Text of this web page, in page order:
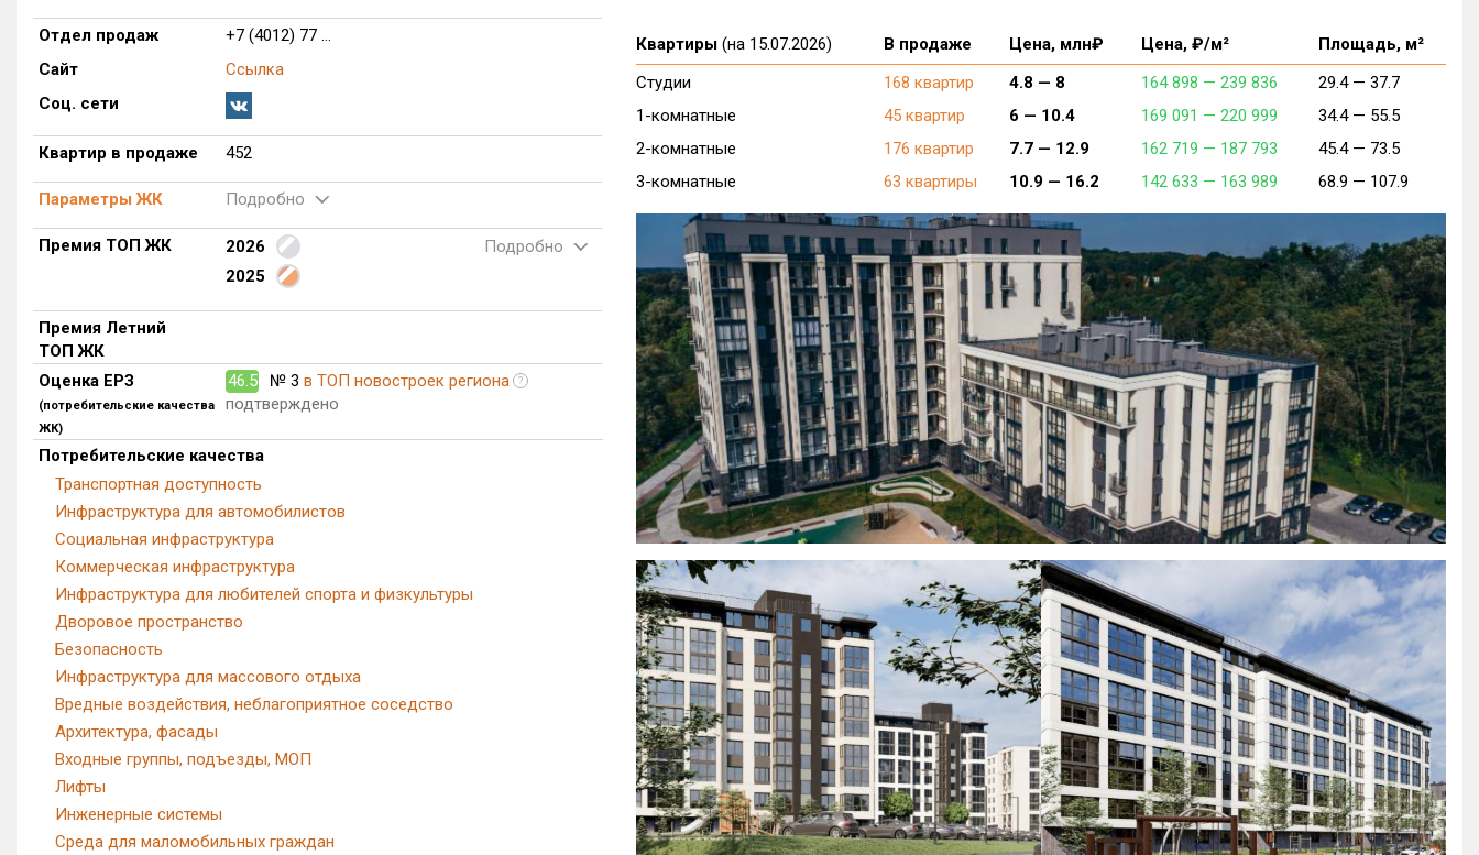
Отдел продаж
+7 (4012) 77 ...
Сайт
Ссылка
Соц. сети
Квартир в продаже 452
Параметры ЖК Подробно
Премия ТОП ЖК 2026
Подробно
2025
Премия Летний
ТОП ЖК
Оценка ЕРЗ
(потребительские качества
ЖК)
46.5 № 3 в ТОП новостроек региона ?
подтверждено
Потребительские качества
Транспортная доступность
Инфраструктура для автомобилистов
Социальная инфраструктура
Коммерческая инфраструктура
Инфраструктура для любителей спорта и физкультуры
Дворовое пространство
Безопасность
Инфраструктура для массового отдыха
Вредные воздействия, неблагоприятное соседство
Архитектура, фасады
Входные группы, подъезды, МОП
Лифты
Инженерные системы
Среда для маломобильных граждан
Квартиры (на 15.07.2026) В продаже Цена, млн₽ Цена, ₽/м²
Площадь, м²
Студии
168 квартир 4.8 — 8 164 898 — 239 836 29.4 — 37.7
1-комнатные
45 квартир 6 — 10.4 169 091 — 220 999 34.4 — 55.5
2-комнатные
176 квартир 7.7 — 12.9 162 719 — 187 793 45.4 — 73.5
3-комнатные
63 квартиры 10.9 — 16.2 142 633 — 163 989 68.9 — 107.9